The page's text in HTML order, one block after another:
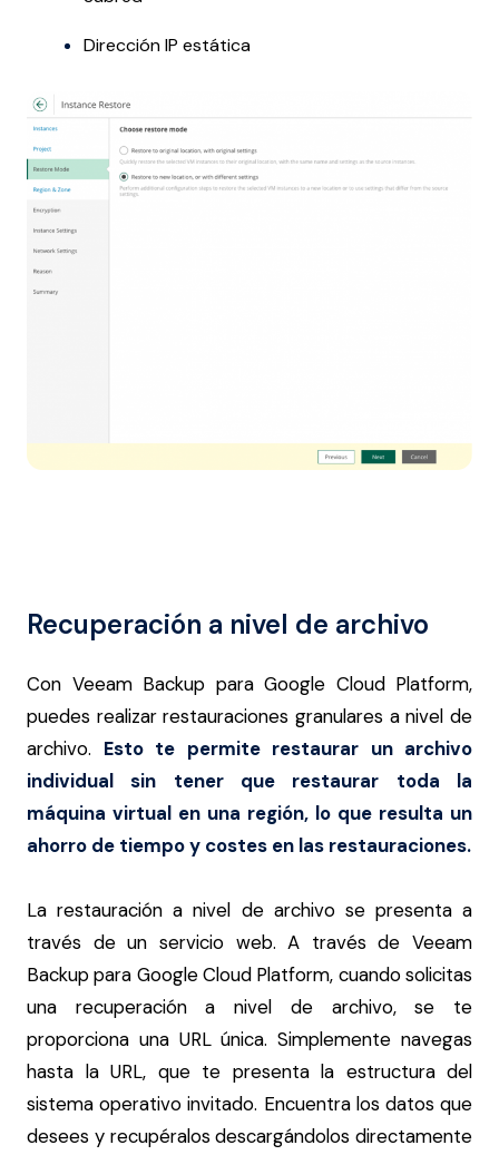
Dirección IP estática
Recuperación a nivel de archivo
Con Veeam Backup para Google Cloud Platform,
puedes realizar restauraciones granulares a nivel de
archivo. Esto te permite restaurar un archivo
individual sin tener que restaurar toda la
máquina virtual en una región, lo que resulta un
ahorro de tiempo y costes en las restauraciones.
La restauración a nivel de archivo se presenta a
través de un servicio web. A través de Veeam
Backup para Google Cloud Platform, cuando solicitas
una recuperación a nivel de archivo, se te
proporciona una URL única. Simplemente navegas
hasta la URL, que te presenta la estructura del
sistema operativo invitado. Encuentra los datos que
desees y recupéralos descargándolos directamente